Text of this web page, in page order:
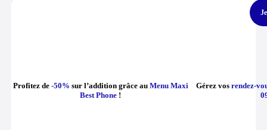
Profitez de -50% sur l’addition grâce au Menu Maxi
Best Phone !
Gérez vosrendez-